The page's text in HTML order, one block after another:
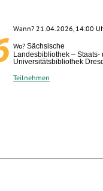
Wann? 21.04.2026, 14:00
Wo? Sächsische
Landesbibliothek – Staats-
Universitätsbibliothek
Teilnehmen